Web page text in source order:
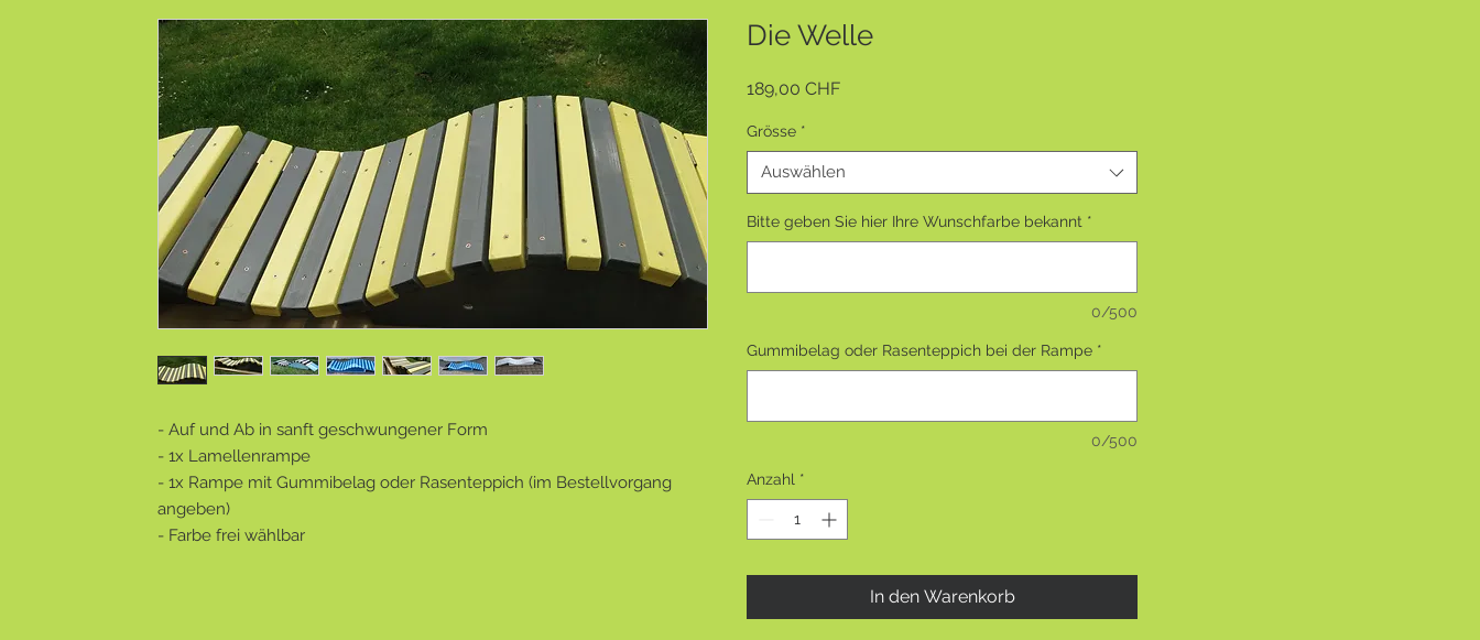
- Auf und Ab in sanft geschwungener Form
- 1x Lamellenrampe
- 1x Rampe mit Gummibelag oder Rasenteppich (im Bestellvorgang
angeben)
- Farbe frei wählbar
Die Welle
189,00 CHFPreis
Grösse *
Auswählen
Bitte geben Sie hier Ihre Wunschfarbe bekannt *
0/500
Gummibelag oder Rasenteppich bei der Rampe *
0/500
Anzahl *
In den Warenkorb